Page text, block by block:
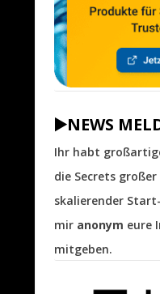
▶️NEWS
Ihr habt
die Secrets
skalierender
mir anonym eure
mitgeben.